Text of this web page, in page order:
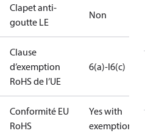
Clapet anti-
goutte LE
Non
Clause
d’exemption
RoHS de l’UE
6(a)-I6(c)
Conformité EU
RoHS
Yes with
exemptions